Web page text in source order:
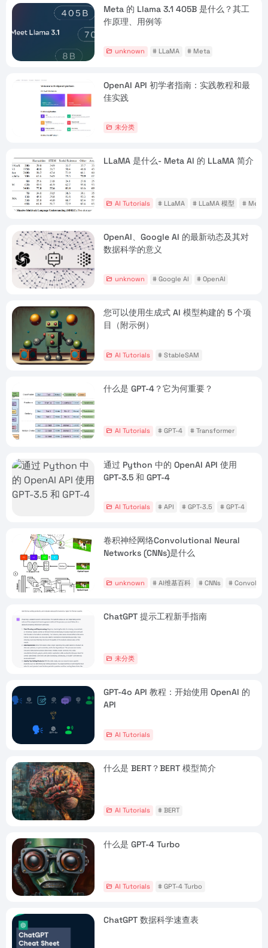
Meta 的 Llama 3.1 405B 是什么？其工
作原理、用例等
unknown # LLaMA # Meta
OpenAI API 初学者指南：实践教程和最
佳实践
未分类
LLaMA 是什么- Meta AI 的 LLaMA 简介
AI Tutorials # LLaMA # LLaMA 模型 # Meta
OpenAI、Google AI 的最新动态及其对
数据科学的意义
unknown # Google AI # OpenAI
您可以使用生成式 AI 模型构建的 5 个项
目（附示例）
AI Tutorials # StableSAM
什么是 GPT-4？它为何重要？
AI Tutorials # GPT-4 # Transformer
通过 Python 中的 OpenAI API 使用
GPT-3.5 和 GPT-4
AI Tutorials # API # GPT-3.5 # GPT-4
卷积神经网络Convolutional Neural
Networks (CNNs)是什么
unknown # AI维基百科 # CNNs #
ChatGPT 提示工程新手指南
未分类
GPT-4o API 教程：开始使用 OpenAI 的
API
AI Tutorials
什么是 BERT？BERT 模型简介
AI Tutorials # BERT
什么是 GPT-4 Turbo
AI Tutorials # GPT-4 Turbo
ChatGPT 数据科学速查表